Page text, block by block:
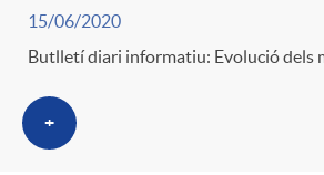
15/06/2020
Butlletí diari informatiu: Evolució dels
+